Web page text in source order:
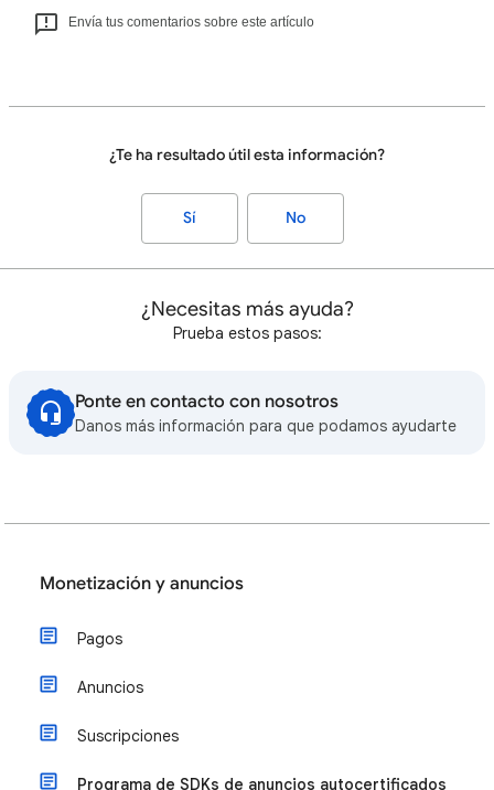
Envía tus comentarios sobre este artículo
¿Te ha resultado útil esta información?
Sí No
¿Necesitas más ayuda?
Prueba estos pasos:
Ponte en contacto con nosotros
Danos más información para que podamos ayudarte
Monetización y anuncios
Pagos
Anuncios
Suscripciones
Programa de SDKs de anuncios autocertificados